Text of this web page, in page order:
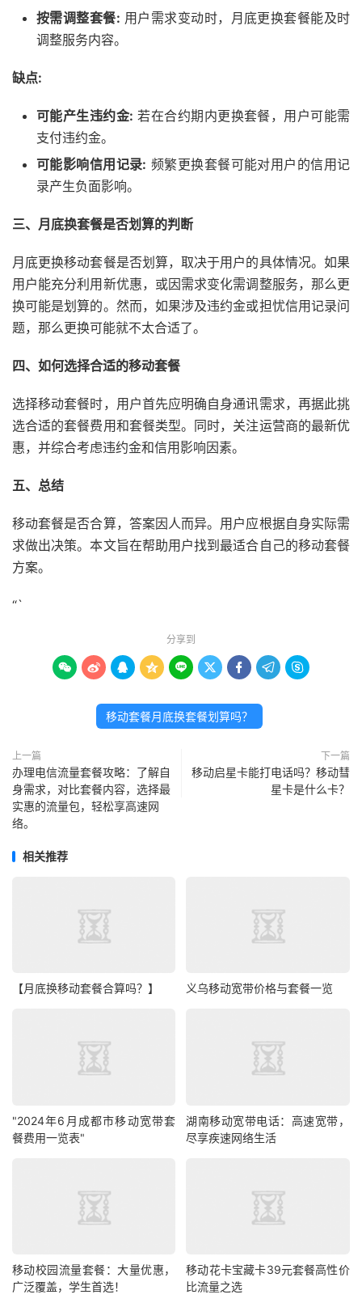
按需调整套餐: 用户需求变动时，月底更换套餐能及时
调整服务内容。
缺点:
可能产生违约金: 若在合约期内更换套餐，用户可能需
支付违约金。
可能影响信用记录: 频繁更换套餐可能对用户的信用记
录产生负面影响。
三、月底换套餐是否划算的判断
月底更换移动套餐是否划算，取决于用户的具体情况。如果
用户能充分利用新优惠，或因需求变化需调整服务，那么更
换可能是划算的。然而，如果涉及违约金或担忧信用记录问
题，那么更换可能就不太合适了。
四、如何选择合适的移动套餐
选择移动套餐时，用户首先应明确自身通讯需求，再据此挑
选合适的套餐费用和套餐类型。同时，关注运营商的最新优
惠，并综合考虑违约金和信用影响因素。
五、总结
移动套餐是否合算，答案因人而异。用户应根据自身实际需
求做出决策。本文旨在帮助用户找到最适合自己的移动套餐
方案。
“`
分享到
        
移动套餐月底换套餐划算吗？
上一篇
办理电信流量套餐攻略：了解自
身需求，对比套餐内容，选择最
实惠的流量包，轻松享高速网
络。
下一篇
移动启星卡能打电话吗？移动彗
星卡是什么卡？
相关推荐
【月底换移动套餐合算吗？】 义乌移动宽带价格与套餐一览
"2024年6月成都市移动宽带套
餐费用一览表"
湖南移动宽带电话：高速宽带，
尽享疾速网络生活
移动校园流量套餐：大量优惠，
广泛覆盖，学生首选！
移动花卡宝藏卡39元套餐高性价
比流量之选